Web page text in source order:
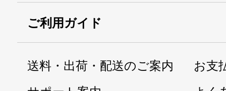
ご利用ガイド
送料・出荷・配送のご案内
お支